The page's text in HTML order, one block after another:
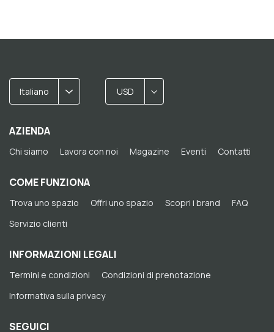
Italiano USD
AZIENDA
Chi siamo Lavora con noi Magazine Eventi Contatti
COME FUNZIONA
Trova uno spazio Offri uno spazio Scopri i brand
FAQ
Servizio clienti
INFORMAZIONI LEGALI
Termini e condizioni
Condizioni di prenotazione
Informativa sulla privacy
SEGUICI